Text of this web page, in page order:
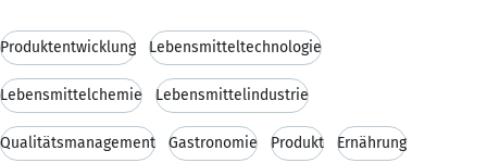
Produktentwicklung Lebensmitteltechnologie
Lebensmittelchemie Lebensmittelindustrie
Qualitätsmanagement Gastronomie Produkt Ernährung